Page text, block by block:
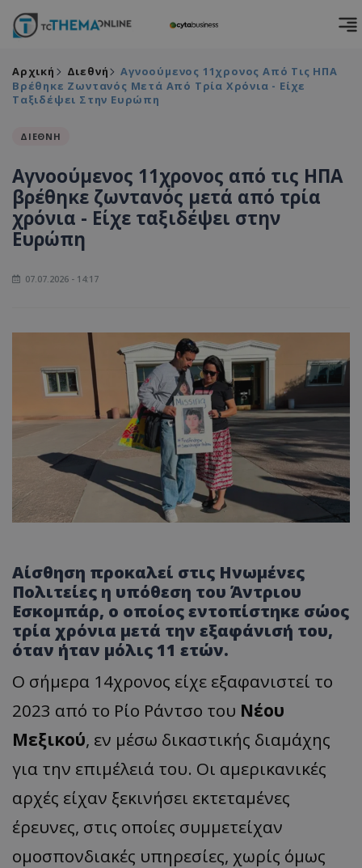
Αρχική Διεθνή
Αγνοούμενος 11χρονος Από Τις ΗΠΑ
Βρέθηκε Ζωντανός Μετά Από Τρία Χρόνια - Είχε
Ταξιδέψει Στην Ευρώπη
ΔΙΕΘΝΗ
Αγνοούμενος 11χρονος από τις ΗΠΑ
βρέθηκε ζωντανός μετά από τρία
χρόνια - Είχε ταξιδέψει στην
Ευρώπη
07.07.2026 - 14:17
Αίσθηση προκαλεί στις Ηνωμένες
Πολιτείες η υπόθεση του Άντριου
Εσκομπάρ, ο οποίος εντοπίστηκε σώος
τρία χρόνια μετά την εξαφάνισή του,
όταν ήταν μόλις 11 ετών.
Ο σήμερα 14χρονος είχε εξαφανιστεί το
2023 από το Ρίο Ράντσο του Νέου
Μεξικού, εν μέσω δικαστικής διαμάχης
για την επιμέλειά του. Οι αμερικανικές
αρχές είχαν ξεκινήσει εκτεταμένες
έρευνες, στις οποίες συμμετείχαν
ομοσπονδιακές υπηρεσίες, χωρίς όμως